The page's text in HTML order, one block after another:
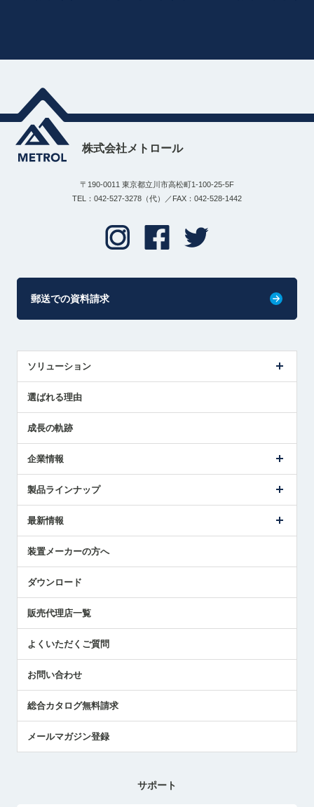
株式会社メトロール
〒190-0011 東京都立川市高松町1-100-25-5F
TEL：042-527-3278（代）／FAX：042-528-1442
郵送での資料請求
ソリューション
解決策提案
選ばれる理由
成長の軌跡
企業情報
ごあいさつ
受賞履歴
採用情報
国/地域/言語
製品ラインナップ
ツールセッタ製品
エアマイクロセンサ製品
最新情報
メトロールの技術
社員ブログ
中小企業のBCP地震対策
センサのテクニカルガイド
社長ブログ
装置メーカーの方へ
ダウンロード
販売代理店一覧
よくいただくご質問
お問い合わせ
総合カタログ無料請求
メールマガジン登録
サポート